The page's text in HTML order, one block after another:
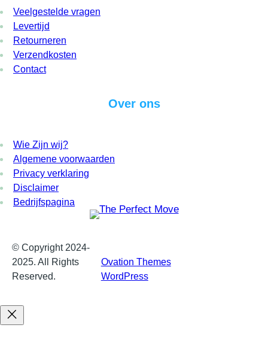
Veelgestelde vragen
Levertijd
Retourneren
Verzendkosten
Contact
Over ons
Wie Zijn wij?
Algemene voorwaarden
Privacy verklaring
Disclaimer
Bedrijfspagina
© Copyright 2024-
2025. All Rights
Reserved.
Ovation Themesand
WordPress.